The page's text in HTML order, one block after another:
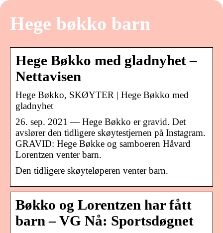
Hege bøkko barn
Hege Bøkko med gladnyhet –
Nettavisen
Hege Bøkko, SKØYTER | Hege Bøkko med
gladnyhet
26. sep. 2021 — Hege Bøkko er gravid. Det
avslører den tidligere skøytestjernen på Instagram.
GRAVID: Hege Bøkke og samboeren Håvard
Lorentzen venter barn.
Den tidligere skøyteløperen venter barn.
Bøkko og Lorentzen har fått
barn – VG Nå: Sportsdøgnet